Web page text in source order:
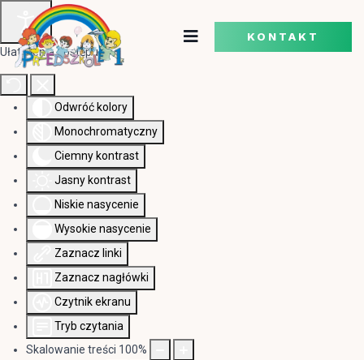
Ułatwienia dostępu
Odwróć kolory
Monochromatyczny
Ciemny kontrast
Jasny kontrast
Niskie nasycenie
Wysokie nasycenie
Zaznacz linki
Zaznacz nagłówki
Czytnik ekranu
Tryb czytania
Skalowanie treści 100%
KONTAKT